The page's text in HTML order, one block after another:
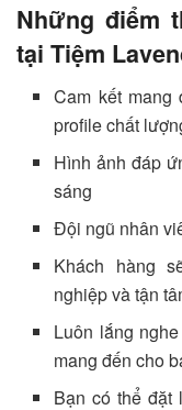
Những điểm
tại Tiệm
Cam kết mang
profile chất
Hình ảnh đáp
sáng
Đội ngũ nhân
Khách hàng
nghiệp và tận
Luôn lắng
mang đến cho
Bạn có thể đặt